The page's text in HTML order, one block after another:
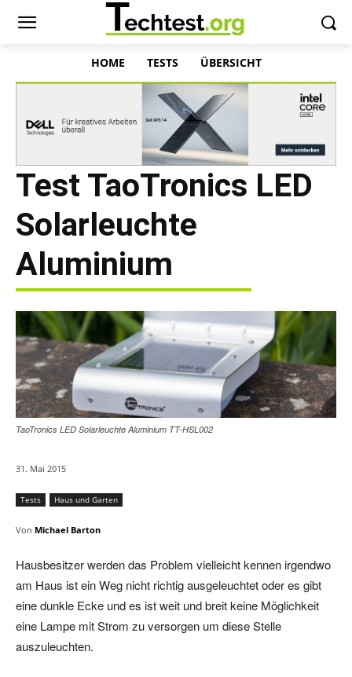
HOME TESTS ÜBERSICHT
Test TaoTronics LED
Solarleuchte
Aluminium
TaoTronics LED Solarleuchte Aluminium TT-HSL002
31. Mai 2015
Tests Haus und Garten
Von Michael Barton
Hausbesitzer werden das Problem vielleicht kennen irgendwo
am Haus ist ein Weg nicht richtig ausgeleuchtet oder es gibt
eine dunkle Ecke und es ist weit und breit keine Möglichkeit
eine Lampe mit Strom zu versorgen um diese Stelle
auszuleuchten.